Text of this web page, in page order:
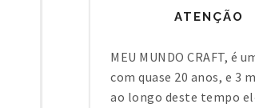
ATENÇÃO
MEU MUNDO CRAFT, é
com quase 20 anos, e 3
ao longo deste tempo